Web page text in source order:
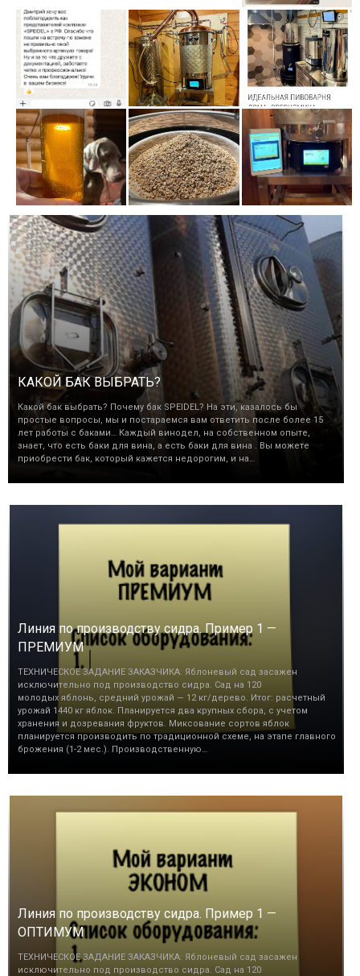
КАКОЙ БАК ВЫБРАТЬ?
Какой бак выбрать? Почему бак SPEIDEL? На эти, казалось бы
простые вопросы, мы и постараемся вам ответить после более 15
лет работы с баками… Каждый винодел, на собственном опыте,
знает, что есть баки для вина, а есть баки для вина . Вы можете
приобрести бак, который кажется недорогим, и на…
Линия по производству сидра. Пример 1 —
ПРЕМИУМ
ТЕХНИЧЕСКОЕ ЗАДАНИЕ ЗАКАЗЧИКА: Яблоневый сад засажен
исключительно под производство сидра. Сад на 120
молодых яблонь, средний урожай — 12 кг/дерево. Итог: расчетный
урожай 1440 кг яблок. Планируется два крупных сбора, с учетом
хранения и дозревания фруктов. Миксование сортов яблок
планируется производить по традиционной схеме, на этапе главного
брожения (1-2 мес.). Производственную…
Линия по производству сидра. Пример 1 —
ОПТИМУМ
ТЕХНИЧЕСКОЕ ЗАДАНИЕ ЗАКАЗЧИКА: Яблоневый сад засажен
исключительно под производство сидра. Сад на 120